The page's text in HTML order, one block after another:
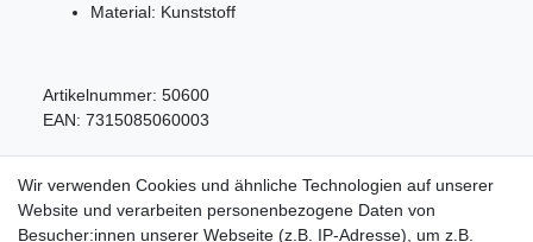
Material: Kunststoff
Artikelnummer: 50600
EAN: 7315085060003
Wir verwenden Cookies und ähnliche Technologien auf unserer
Website und verarbeiten personenbezogene Daten von
Besucher:innen unserer Webseite (z.B. IP-Adresse), um z.B.